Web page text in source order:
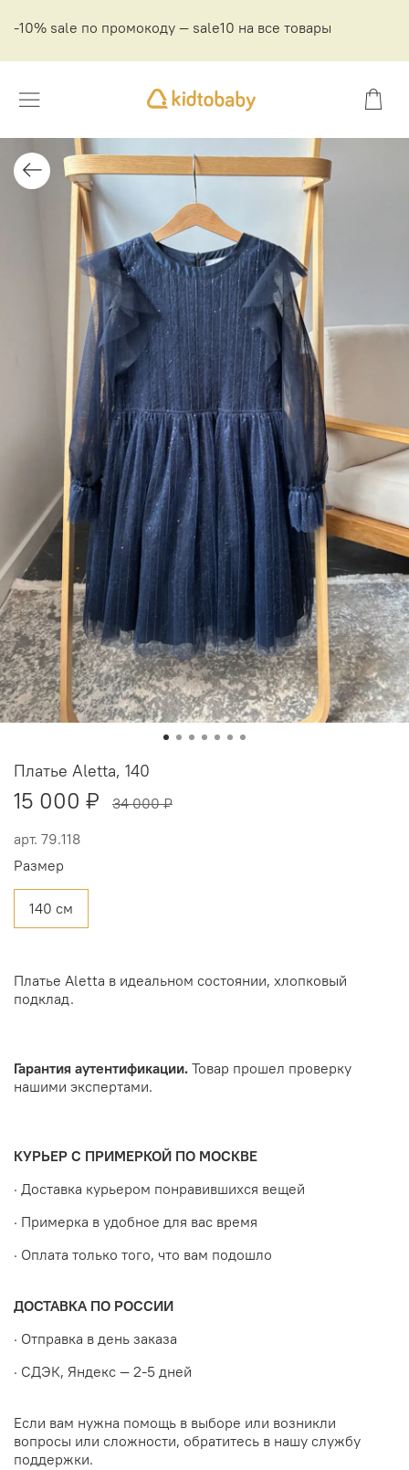
-10% sale по промокоду — sale10 на все товары
арт. 79.118
Платье Aletta, 140
15 000 ₽ 34 000 ₽
Размер
140 см
Платье Aletta в идеальном состоянии, хлопковый
подклад.
Гарантия аутентификации. Товар прошел проверку
нашими экспертами.
КУРЬЕР С ПРИМЕРКОЙ ПО МОСКВЕ
· Доставка курьером понравившихся вещей
· Примерка в удобное для вас время
· Оплата только того, что вам подошло
ДОСТАВКА ПО РОССИИ
· Отправка в день заказа
· СДЭК, Яндекс — 2-5 дней
Если вам нужна помощь в выборе или возникли
вопросы или сложности, обратитесь в нашу службу
поддержки.